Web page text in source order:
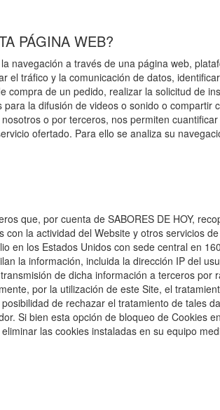
PÁGINA WEB?
navegación a través de una página web,
el tráfico y la comunicación de datos,
compra de un pedido, realizar la solicitud de
la difusión de videos o sonido o compartir
o por terceros, nos permiten
ofertado. Para ello se analiza su
que, por cuenta de SABORES DE HOY,
la actividad del Website y otros servicios
en los Estados Unidos con sede central en
la información, incluida la dirección IP del
de dicha información a terceros
por la utilización de este Site, el
de rechazar el tratamiento de tales
Si bien esta opción de bloqueo de Cookies
las cookies instaladas en su equipo